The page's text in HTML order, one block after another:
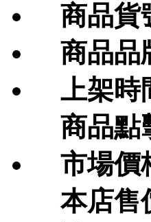
商品貨
商品品
上架時
商品點
市場價
本店售